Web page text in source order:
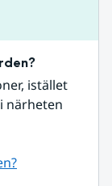
istället
närheten